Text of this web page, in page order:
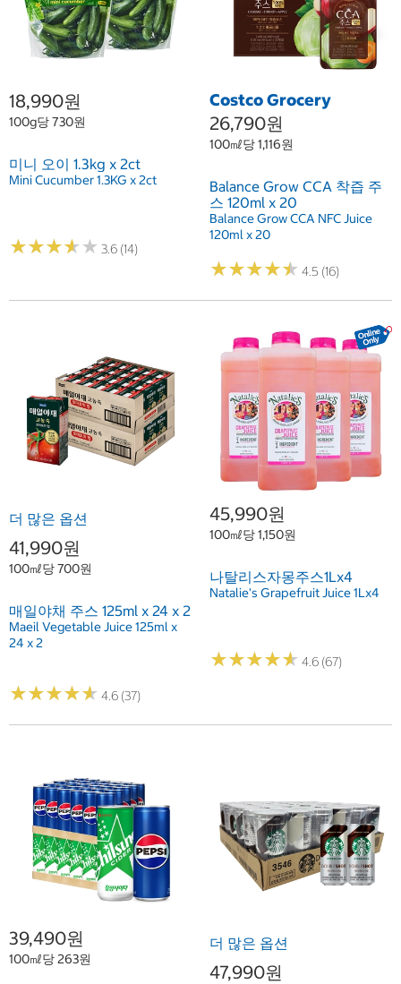
18,990원
100g당 730원
미니 오이 1.3kg x 2ct
Mini Cucumber 1.3KG x 2ct
★★★★★
★★★★★ 3.6 (14)
Costco Grocery
26,790원
100㎖당 1,116원
Balance Grow CCA 착즙 주
스 120ml x 20
Balance Grow CCA NFC Juice
120ml x 20
★★★★★
★★★★★ 4.5 (16)
더 많은 옵션
41,990원
100㎖당 700원
매일야채 주스 125ml x 24 x 2
Maeil Vegetable Juice 125ml x
24 x 2
★★★★★
★★★★★ 4.6 (37)
45,990원
100㎖당 1,150원
나탈리스자몽주스1Lx4
Natalie's Grapefruit Juice 1Lx4
★★★★★
★★★★★ 4.6 (67)
39,490원
100㎖당 263원
더 많은 옵션
47,990원